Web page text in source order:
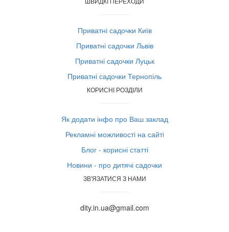
Приватні садочки Київ
Приватні садочки Львів
Приватні садочки Луцьк
Приватні садочки Тернопіль
КОРИСНІ РОЗДІЛИ
Як додати інфо про Ваш заклад
Рекламні можливості на сайті
Блог - корисні статті
Новини - про дитячі садочки
ЗВ'ЯЗАТИСЯ З НАМИ
dity.in.ua@gmail.com